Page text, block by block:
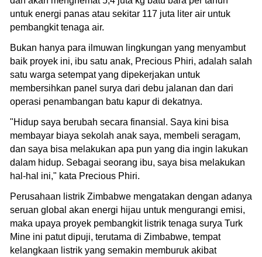
untuk energi panas atau sekitar 117 juta liter air untuk
pembangkit tenaga air.
Bukan hanya para ilmuwan lingkungan yang menyambut
baik proyek ini, ibu satu anak, Precious Phiri, adalah salah
satu warga setempat yang dipekerjakan untuk
membersihkan panel surya dari debu jalanan dan dari
operasi penambangan batu kapur di dekatnya.
"Hidup saya berubah secara finansial. Saya kini bisa
membayar biaya sekolah anak saya, membeli seragam,
dan saya bisa melakukan apa pun yang dia ingin lakukan
dalam hidup. Sebagai seorang ibu, saya bisa melakukan
hal-hal ini," kata Precious Phiri.
Perusahaan listrik Zimbabwe mengatakan dengan adanya
seruan global akan energi hijau untuk mengurangi emisi,
maka upaya proyek pembangkit listrik tenaga surya Turk
Mine ini patut dipuji, terutama di Zimbabwe, tempat
kelangkaan listrik yang semakin memburuk akibat